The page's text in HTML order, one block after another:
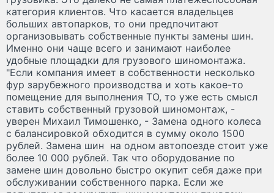
категория клиентов. Что касается владельцев
больших автопарков, то они предпочитают
организовывать собственные пункты замены шин.
Именно они чаще всего и занимают наиболее
удобные площадки для грузового шиномонтажа.
"Если компания имеет в собственности несколько
фур зарубежного производства и хоть какое-то
помещение для выполнения ТО, то уже есть смысл
ставить собственный грузовой шиномонтаж, -
уверен Михаил Тимошенко, - Замена одного колеса
с балансировкой обходится в сумму около 1500
рублей. Замена шин на одном автопоезде стоит уже
более 10 000 рублей. Так что оборудование по
замене шин довольно быстро окупит себя даже при
обслуживании собственного парка. Если же